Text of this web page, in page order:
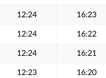
12:24 16:23
12:24 16:22
12:24 16:21
12:23 16:20